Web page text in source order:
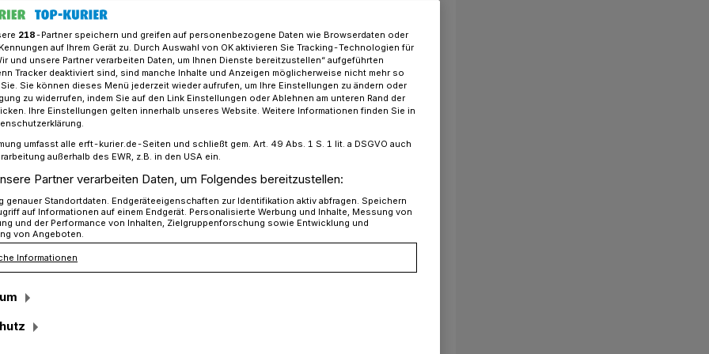
Messing beim Talk der SPD Jüchen
Chantal
SPD-Talk
kommenden Jahr wirft ihre Schatten
große Teile von Jüchen zählen, hat
nominiert. Ihre Visitenkarte
218-Partner speichern und greifen auf personenbezogene Daten wie Browserdaten oder
auf Ihrem Gerät zu. Durch Auswahl von OK aktivieren Sie Tracking-Technologien für
und unsere Partner verarbeiten Daten, um Ihnen Dienste bereitzustellen“ aufgeführten
Tracker deaktiviert sind, sind manche Inhalte und Anzeigen möglicherweise nicht mehr so
Sie können dieses Menü jederzeit wieder aufrufen, um Ihre Einstellungen zu ändern oder
zu widerrufen, indem Sie auf den Link Einstellungen oder Ablehnen am unteren Rand der
Ihre Einstellungen gelten innerhalb unseres Website. Weitere Informationen finden Sie in
umfasst alle erft-kurier.de-Seiten und schließt gem. Art. 49 Abs. 1 S. 1 lit. a DSGVO auch
außerhalb des EWR, z.B. in den USA ein.
Partner verarbeiten Daten, um Folgendes bereitzustellen:
genauer Standortdaten. Endgeräteeigenschaften zur Identifikation aktiv abfragen. Speichern
auf Informationen auf einem Endgerät. Personalisierte Werbung und Inhalte, Messung von
und der Performance von Inhalten, Zielgruppenforschung sowie Entwicklung und
von Angeboten.
Informationen